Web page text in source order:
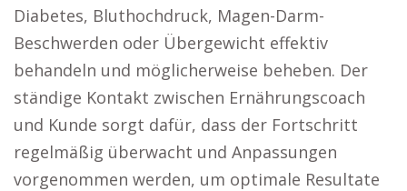
Diabetes, Bluthochdruck, Magen-Darm-
Beschwerden oder Übergewicht effektiv
behandeln und möglicherweise beheben. Der
ständige Kontakt zwischen Ernährungscoach
und Kunde sorgt dafür, dass der Fortschritt
regelmäßig überwacht und Anpassungen
vorgenommen werden, um optimale Resultate